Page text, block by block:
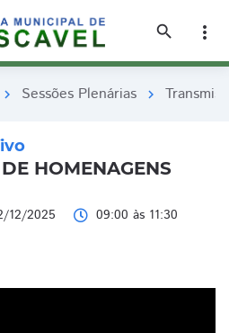
search
more_vert
chevron_right Sessões Plenárias chevron_right
HOMENAGENS
12/2025
09:00 às 11:30